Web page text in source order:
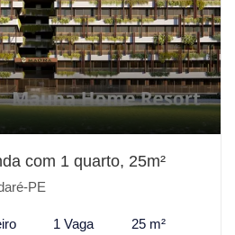
com 1 quarto, 25m²
PE
1 Vaga 25 m²